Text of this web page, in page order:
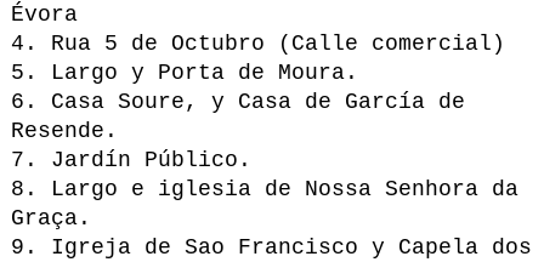
Évora
4. Rua 5 de Octubro (Calle comercial)
5. Largo y Porta de Moura.
6. Casa Soure, y Casa de García de
Resende.
7. Jardín Público.
8. Largo e iglesia de Nossa Senhora da
Graça.
9. Igreja de Sao Francisco y Capela dos